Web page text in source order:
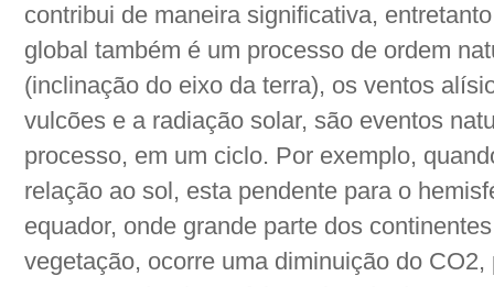
contribui de maneira significativa,
global também é um processo de ordem
(inclinação do eixo da terra), os ventos
vulcões e a radiação solar, são eventos
processo, em um ciclo. Por exemplo,
relação ao sol, esta pendente para o
equador, onde grande parte dos
vegetação, ocorre uma diminuição do